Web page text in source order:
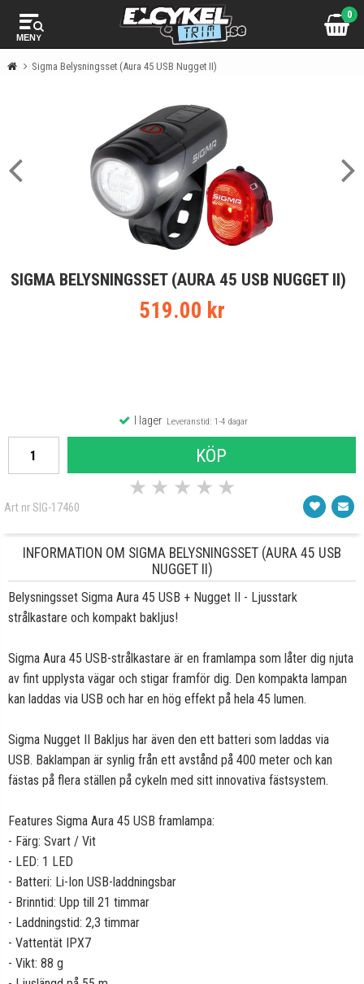
MENY
0
Sigma Belysningsset (Aura 45 USB Nugget II)
SIGMA BELYSNINGSSET (AURA 45 USB NUGGET II)
519.00 kr
I lagerLeveranstid: 1-4 dagar
KÖP
★ ★ ★ ★ ★
Art nr SIG-17460
INFORMATION OM SIGMA BELYSNINGSSET (AURA 45 USB
NUGGET II)
Belysningsset Sigma Aura 45 USB + Nugget II - Ljusstark
strålkastare och kompakt bakljus!
Sigma Aura 45 USB-strålkastare är en framlampa som låter dig njuta
av fint upplysta vägar och stigar framför dig. Den kompakta lampan
kan laddas via USB och har en hög effekt på hela 45 lumen.
Sigma Nugget II Bakljus har även den ett batteri som laddas via
USB. Baklampan är synlig från ett avstånd på 400 meter och kan
fästas på flera ställen på cykeln med sitt innovativa fästsystem.
Features Sigma Aura 45 USB framlampa:
- Färg: Svart / Vit
- LED: 1 LED
- Batteri: Li-Ion USB-laddningsbar
- Brinntid: Upp till 21 timmar
- Laddningstid: 2,3 timmar
- Vattentät IPX7
- Vikt: 88 g